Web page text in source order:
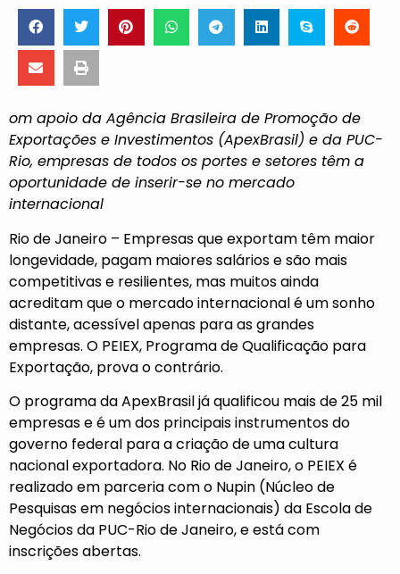
om apoio da Agência Brasileira de Promoção de
Exportações e Investimentos (ApexBrasil) e da PUC-
Rio, empresas de todos os portes e setores têm a
oportunidade de inserir-se no mercado
internacional
Rio de Janeiro – Empresas que exportam têm maior
longevidade, pagam maiores salários e são mais
competitivas e resilientes, mas muitos ainda
acreditam que o mercado internacional é um sonho
distante, acessível apenas para as grandes
empresas. O PEIEX, Programa de Qualificação para
Exportação, prova o contrário.
O programa da ApexBrasil já qualificou mais de 25 mil
empresas e é um dos principais instrumentos do
governo federal para a criação de uma cultura
nacional exportadora. No Rio de Janeiro, o PEIEX é
realizado em parceria com o Nupin (Núcleo de
Pesquisas em negócios internacionais) da Escola de
Negócios da PUC-Rio de Janeiro, e está com
inscrições abertas.